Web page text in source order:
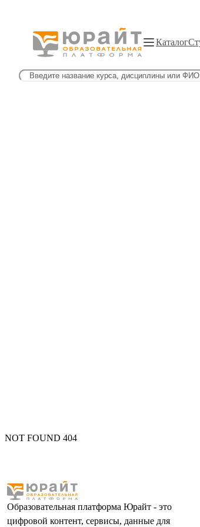
Каталог
NOT FOUND 404
Образовательная платформа Юрайт - это
цифровой контент, сервисы, данные для